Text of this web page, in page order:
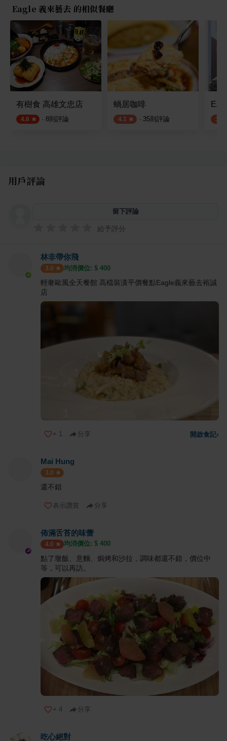
Eagle 義來藝去 的相似餐廳
有樹食 高雄文忠店
4.6 · 8則評論
蝸居咖啡
4.1 · 35則評論 3.9
用戶評論
留下評論
給予評分
林非帶你飛
3.0 均消價位: $ 400
輕奢歐風全天餐館 高檔裝潢平價餐點Eagle義來藝去裕誠
店
+ 1 分享 開啟食記›
Mai Hung
3.0
還不錯
表示讚賞 分享
佈滿舌苔的味蕾
4.0 均消價位: $ 400
點了墩飯、意麵、焗烤和沙拉，調味都還不錯，價位中
等，可以再訪。
+ 4 分享
吃心絕對